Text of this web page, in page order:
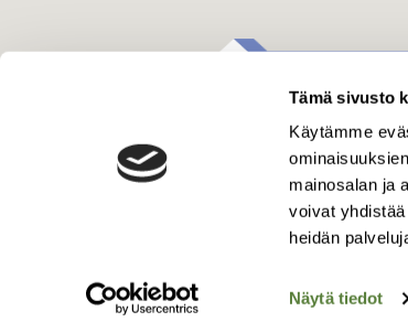
Tämä sivusto
Käytämme
mainosalan ja
voivat
heidän
Näytä tiedot